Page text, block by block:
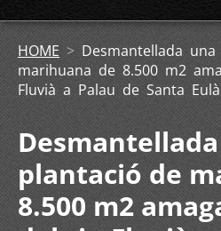
HOME > Desmantellada
marihuana de 8.500 m2
Fluvià a Palau de Santa
plantació de
8.500 m2